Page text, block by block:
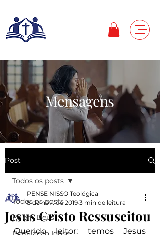
Mensagens
Post
Todos os posts
Fé em Deus
População Idosa
Todos os posts
Jesus Cristo Ressuscitou
PENSE NISSO Teológica
8 de nov. de 2019 3 min de leitura
Querido leitor: temos Jesus